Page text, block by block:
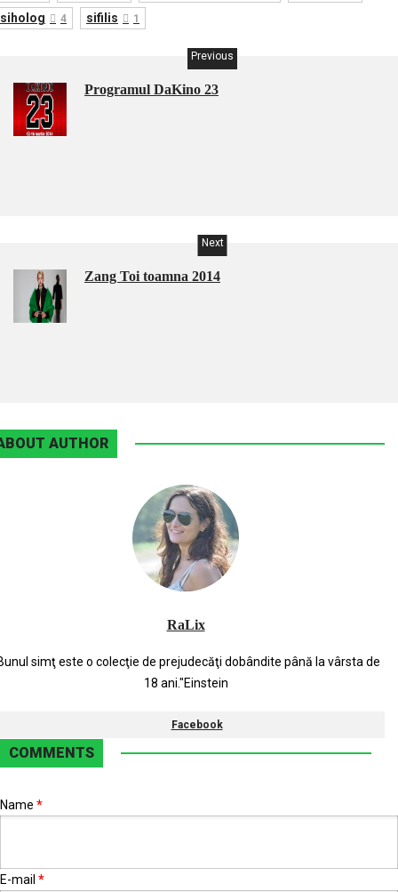
4 sifilis 1
Previous
Programul DaKino 23
Next
Zang Toi toamna 2014
AUTHOR
RaLix
simţ este o colecţie de prejudecăţi dobândite până la vârsta de
18 ani."Einstein
Facebook
COMMENTS
Name *
E-mail *